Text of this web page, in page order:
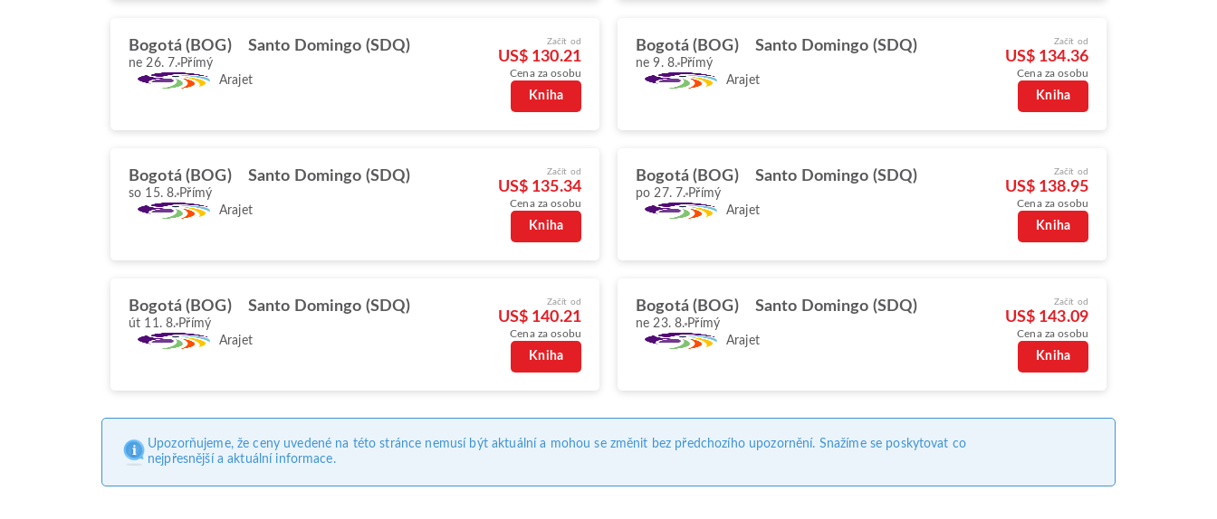
Bogotá (BOG) Santo Domingo (SDQ)
ne 26. 7. Přímý
Arajet
Začít od
US$ 130.21
Cena za osobu
Kniha
Bogotá (BOG) Santo Domingo (SDQ)
ne 9. 8. Přímý
Arajet
Začít od
US$ 134.36
Cena za osobu
Kniha
Bogotá (BOG) Santo Domingo (SDQ)
so 15. 8. Přímý
Arajet
Začít od
US$ 135.34
Cena za osobu
Kniha
Bogotá (BOG) Santo Domingo (SDQ)
po 27. 7. Přímý
Arajet
Začít od
US$ 138.95
Cena za osobu
Kniha
Bogotá (BOG) Santo Domingo (SDQ)
út 11. 8. Přímý
Arajet
Začít od
US$ 140.21
Cena za osobu
Kniha
Bogotá (BOG) Santo Domingo (SDQ)
ne 23. 8. Přímý
Arajet
Začít od
US$ 143.09
Cena za osobu
Kniha
Upozorňujeme, že ceny uvedené na této stránce nemusí být aktuální a mohou se změnit bez předchozího upozornění. Snažíme se poskytovat co
nejpřesnější a aktuální informace.